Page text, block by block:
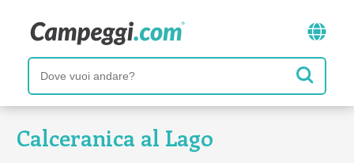
Calceranica al Lago